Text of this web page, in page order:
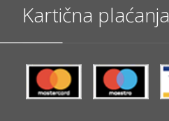
Kartična plaćanja